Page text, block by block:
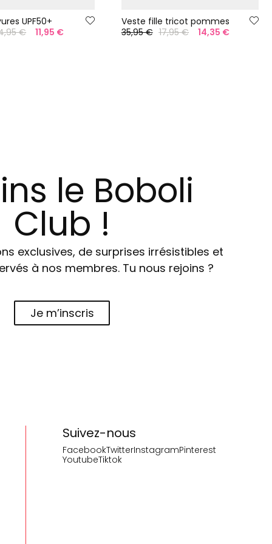
UPF50+
€
11,95 €
Veste fille tricot pommes
35,95 € 17,95 € 14,35 €
le Boboli
Club !
exclusives, de surprises irrésistibles et
à nos membres. Tu nous rejoins ?
Je m’inscris
Suivez-nous
FacebookTwitterInstagramPinterest
YoutubeTiktok